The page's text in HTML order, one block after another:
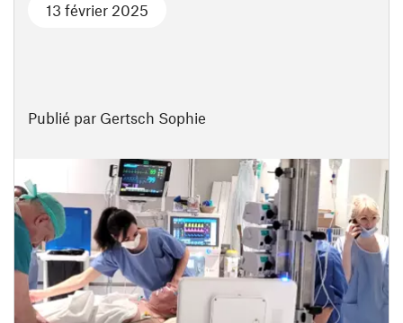
Publié par Gertsch Sophie
13 février 2025